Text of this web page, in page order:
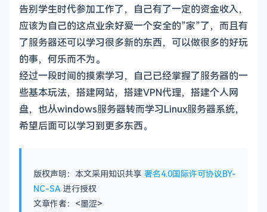
告别学生时代参加工作了，自己有了一定的资金收入，
应该为自己的这点业余好爱一个安全的”家”了，而且有
了服务器还可以学习很多新的东西，可以做很多的好玩
的事，何乐而不为。
经过一段时间的摸索学习，自己已经掌握了服务器的一
些基本玩法，搭建网站，搭建VPN代理，搭建个人网
盘，也从windows服务器转而学习Linux服务器系统，
希望后面可以学习到更多东西。
版权声明：本文采用知识共享 署名4.0国际许可协议BY-
NC-SA 进行授权
文章作者：<墨涩>